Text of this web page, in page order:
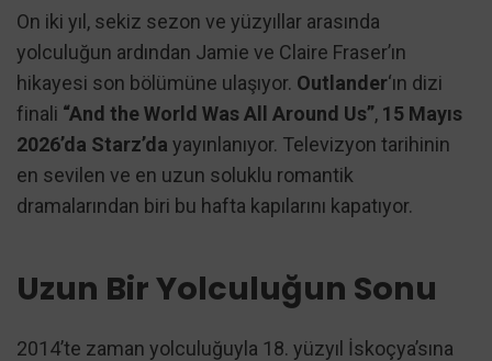
On iki yıl, sekiz sezon ve yüzyıllar arasında
yolculuğun ardından Jamie ve Claire Fraser’ın
hikayesi son bölümüne ulaşıyor. Outlander‘ın dizi
finali “And the World Was All Around Us”, 15 Mayıs
2026’da Starz’da yayınlanıyor. Televizyon tarihinin
en sevilen ve en uzun soluklu romantik
dramalarından biri bu hafta kapılarını kapatıyor.
Uzun Bir Yolculuğun Sonu
2014’te zaman yolculuğuyla 18. yüzyıl İskoçya’sına